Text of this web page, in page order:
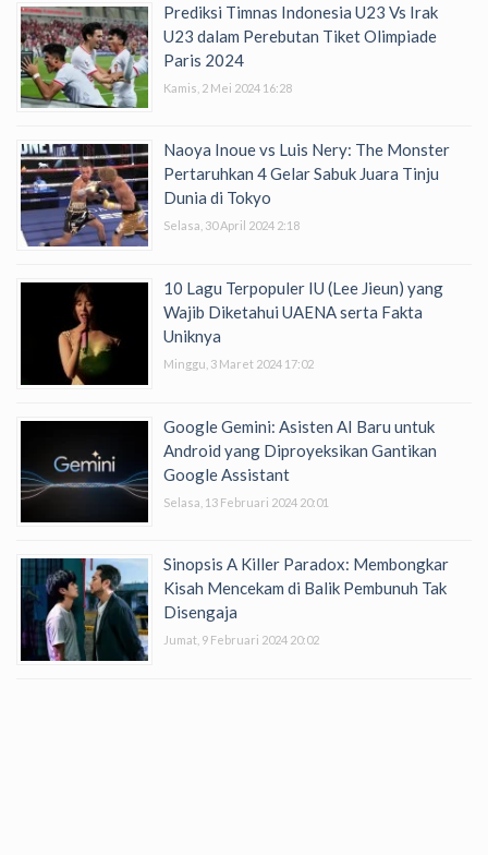
Prediksi Timnas Indonesia U23 Vs Irak
U23 dalam Perebutan Tiket Olimpiade
Paris 2024
Kamis, 2 Mei 2024 16:28
Naoya Inoue vs Luis Nery: The Monster
Pertaruhkan 4 Gelar Sabuk Juara Tinju
Dunia di Tokyo
Selasa, 30 April 2024 2:18
10 Lagu Terpopuler IU (Lee Jieun) yang
Wajib Diketahui UAENA serta Fakta
Uniknya
Minggu, 3 Maret 2024 17:02
Google Gemini: Asisten AI Baru untuk
Android yang Diproyeksikan Gantikan
Google Assistant
Selasa, 13 Februari 2024 20:01
Sinopsis A Killer Paradox: Membongkar
Kisah Mencekam di Balik Pembunuh Tak
Disengaja
Jumat, 9 Februari 2024 20:02